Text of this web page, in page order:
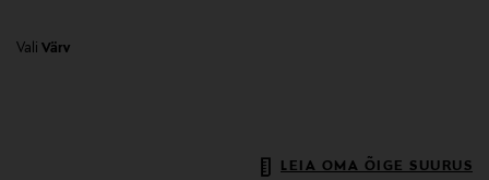
Vali Värv
LEIA OMA ÕIGE SUURUS